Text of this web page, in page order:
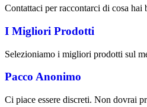
Contattaci per raccontarci di cosa hai
I Migliori Prodotti
Selezioniamo i migliori prodotti sul
Pacco Anonimo
Ci piace essere discreti. Non dovrai